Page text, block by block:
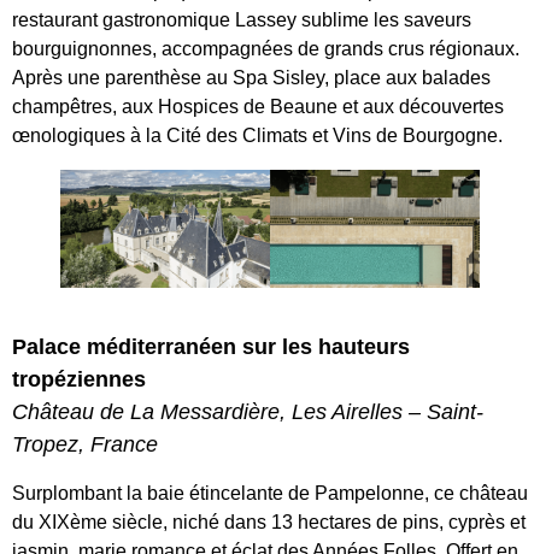
restaurant gastronomique Lassey sublime les saveurs
bourguignonnes, accompagnées de grands crus régionaux.
Après une parenthèse au Spa Sisley, place aux balades
champêtres, aux Hospices de Beaune et aux découvertes
œnologiques à la Cité des Climats et Vins de Bourgogne.
Palace méditerranéen sur les hauteurs
tropéziennes
Château de La Messardière, Les Airelles – Saint-
Tropez, France
Surplombant la baie étincelante de Pampelonne, ce château
du XIXème siècle, niché dans 13 hectares de pins, cyprès et